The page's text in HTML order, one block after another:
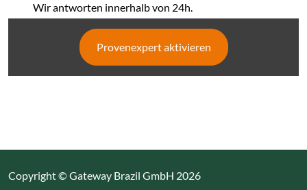
Wir antworten innerhalb von 24h.
Provenexpert aktivieren
Copyright © Gateway Brazil GmbH 2026